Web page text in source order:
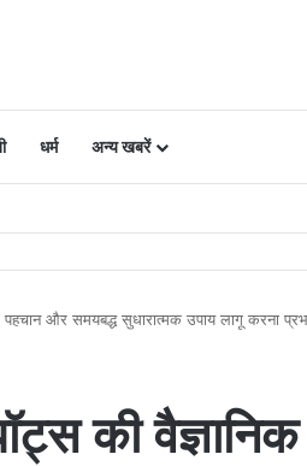
धर्म अन्य खबरें
बनीं महिलाएं
और समयबद्ध सुधारात्मक उपाय लागू करना
की वैज्ञानिक